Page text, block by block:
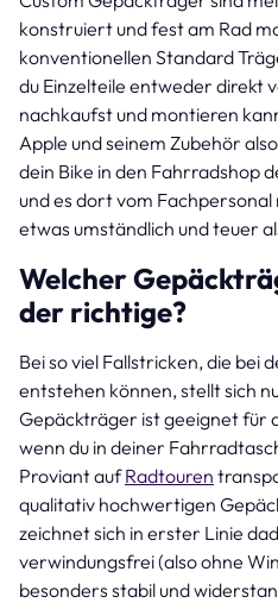
konstruiert und fest am Rad
konventionellen Standard
du Einzelteile entweder direkt
nachkaufst und montieren
Apple und seinem Zubehör
dein Bike in den Fahrradshop
und es dort vom Fachpersonal
etwas umständlich und teuer
Welcher
der richtige?
Bei so viel Fallstricken, die bei
entstehen können, stellt sich
Gepäckträger ist geeignet für
wenn du in deiner
Proviant aufRadtouren
qualitativ hochwertigen
zeichnet sich in erster Linie
verwindungsfrei (also ohne
besonders stabil und